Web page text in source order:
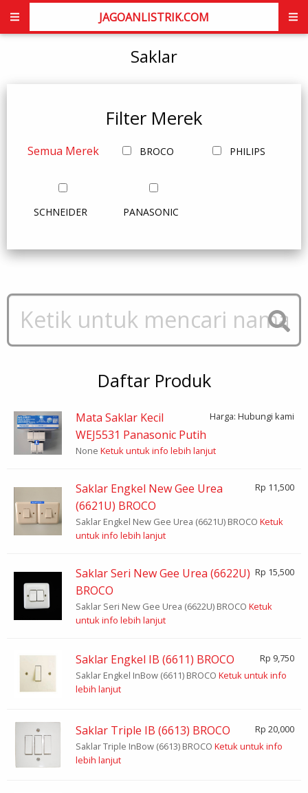
JAGOANLISTRIK.COM
Saklar
Filter Merek
Semua Merek BROCO PHILIPS
SCHNEIDER PANASONIC
Daftar Produk
Mata Saklar Kecil
WEJ5531 Panasonic Putih
Harga: Hubungi kami
None Ketuk untuk info lebih lanjut
Saklar Engkel New Gee Urea
(6621U) BROCO
Rp 11,500
Saklar Engkel New Gee Urea (6621U) BROCO Ketuk
untuk info lebih lanjut
Saklar Seri New Gee Urea (6622U)
BROCO
Rp 15,500
Saklar Seri New Gee Urea (6622U) BROCO Ketuk
untuk info lebih lanjut
Saklar Engkel IB (6611) BROCO
Rp 9,750
Saklar Engkel InBow (6611) BROCO Ketuk untuk info
lebih lanjut
Saklar Triple IB (6613) BROCO
Rp 20,000
Saklar Triple InBow (6613) BROCO Ketuk untuk info
lebih lanjut